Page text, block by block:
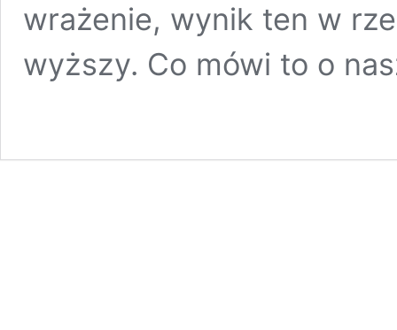
wrażenie, wynik ten w
wyższy. Co mówi to o